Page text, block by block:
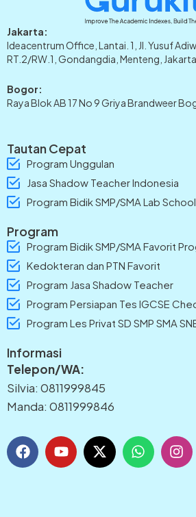
Jakarta:
Ideacentrum Office, Lantai. 1, Jl. Yusuf
RT.2/RW.1, Gondangdia, Menteng, Jakarta
Bogor:
Raya Blok AB 17 No 9 Griya Brandweer
Tautan Cepat
Program Unggulan
Jasa Shadow Teacher Indonesia
Program Bidik SMP/SMA Lab School
Program
Program Bidik SMP/SMA Favorit
Kedokteran dan PTN Favorit
Program Jasa Shadow Teacher
Program Persiapan Tes IGCSE
Program Les Privat SD SMP SMA
Informasi
Telepon/WA:
Silvia: 0811999845
Manda: 0811999846
F
a
c
Y
o
u
X
-
t
W
h
a
I
n
s